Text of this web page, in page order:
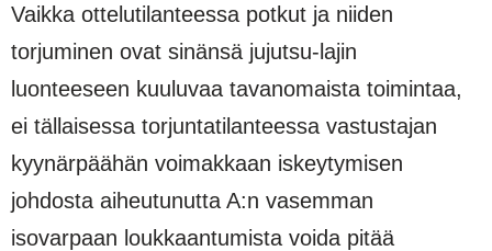
Vaikka ottelutilanteessa potkut ja niiden
torjuminen ovat sinänsä jujutsu-lajin
luonteeseen kuuluvaa tavanomaista toimintaa,
ei tällaisessa torjuntatilanteessa vastustajan
kyynärpäähän voimakkaan iskeytymisen
johdosta aiheutunutta A:n vasemman
isovarpaan loukkaantumista voida pitää